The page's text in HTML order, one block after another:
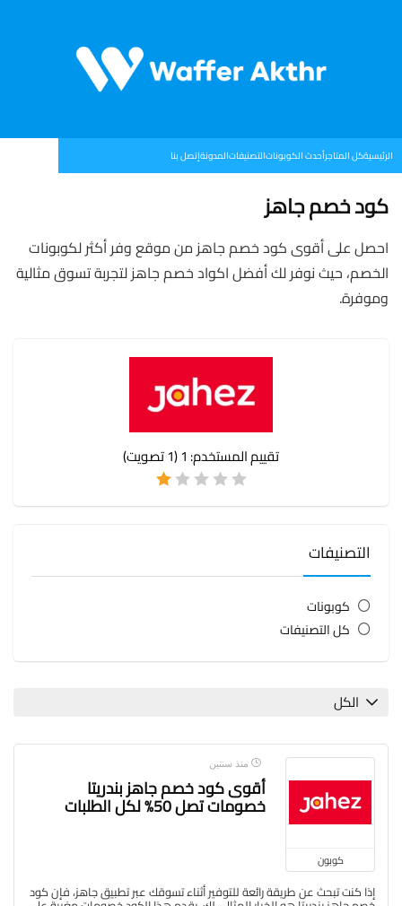
الرئيسيةكل المتاجرأحدث الكوبوناتالتصنيفاتالمدونةإتصل بنا
كود خصم جاهز
احصل على أقوى كود خصم جاهز من موقع وفر أكثر لكوبونات
الخصم، حيث نوفر لك أفضل اكواد خصم جاهز لتجربة تسوق مثالية
وموفرة.
تقييم المستخدم: 1
(
1تصويت)
التصنيفات
كوبونات
كل التصنيفات
الكل
كوبون
منذ سنتين
أقوى كود خصم جاهز بندريتا
خصومات تصل 50% لكل الطلبات
إذا كنت تبحث عن طريقة رائعة للتوفير أثناء تسوقك عبر تطبيق جاهز، فإن كود